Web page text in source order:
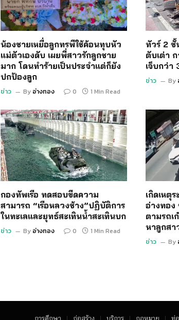
น้องชายเหยื่อลูกทรพีใช้ค้อนทุบหัว
แม่ตัวเองดับ เผยพี่สาวรักลูกชาย
มาก โดนทำร้ายเป็นประจำแต่ก็ยัง
ปกป้องลูก
ข่าว By อ่างทอง 0 1 Min Read
ทัวร์ 2 ชั้
ตับเต่า
เจ็บกว่า
ข่าว By
กองทัพเรือ ทดสอบขีดความ
สามารถ “เรือหลวงช้าง”ปฏิบัติการ
ในทะเลและยุทธ์สะเทินน้ำสะเทินบก
ข่าว By อ่างทอง 0 1 Min Read
เกิดเหตุ
อ่างทอง
ตามรถเ
หาลูกสา
ข่าว By
การศึกษา ก่อสร้าง บริการ กฏหมาย ท่